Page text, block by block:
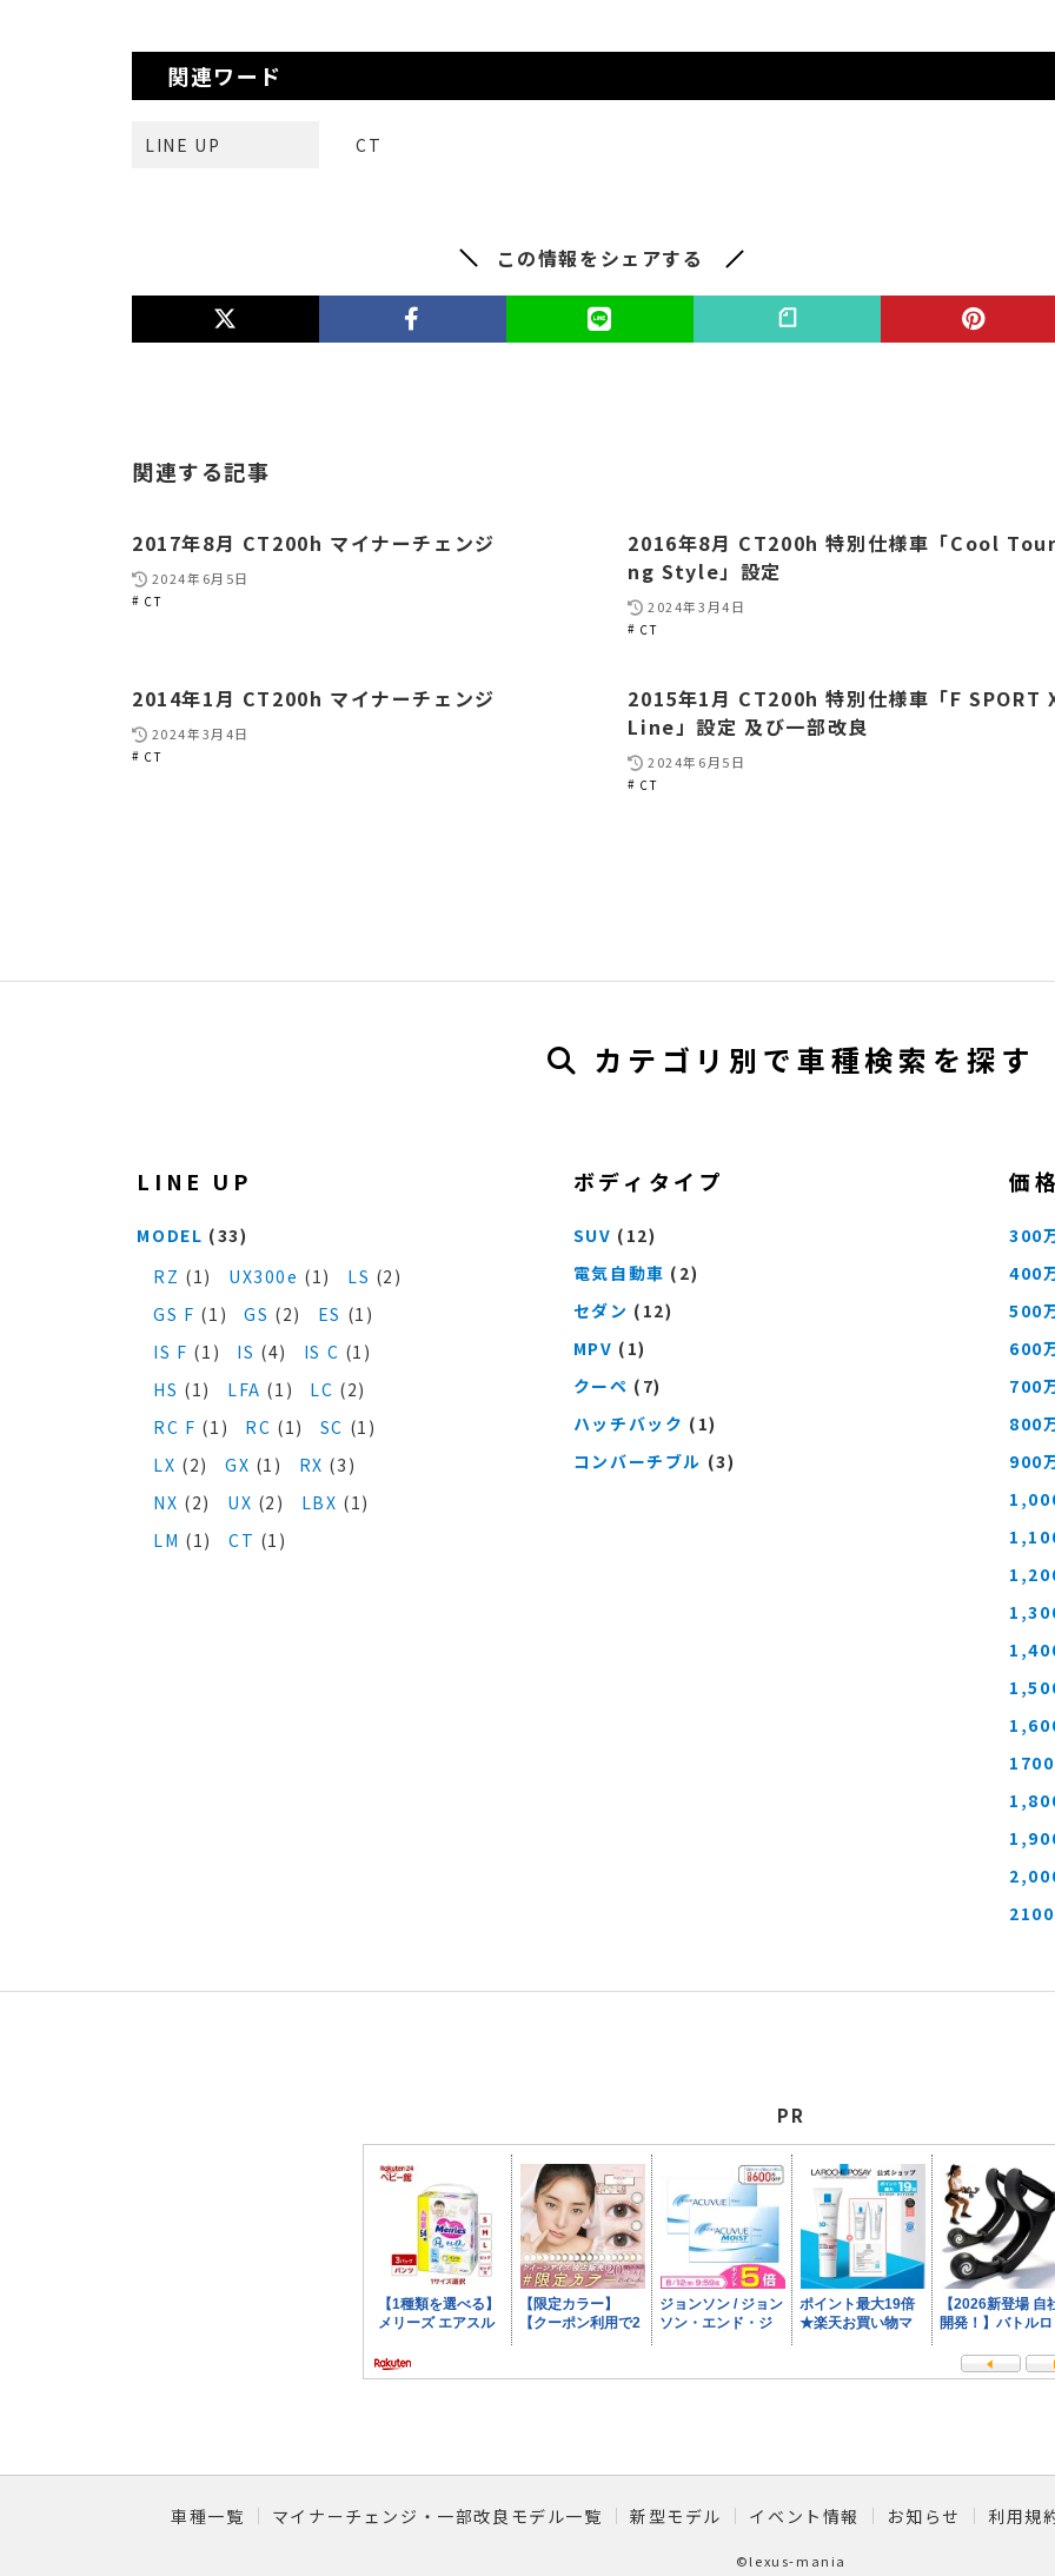
関連ワード
LINE UP CT
この情報をシェアする
関連する記事
2017年8月 CT200h マイナーチェンジ
2024年6月5日
CT
2016年8月 CT200h 特別仕様車「Cool
ng Style」設定
2024年3月4日
CT
2014年1月 CT200h マイナーチェンジ
2024年3月4日
CT
2015年1月 CT200h 特別仕様車「F SPORT
Line」設定 及び一部改良
2024年6月5日
CT
カテゴリ別で車種検索を探す
LINE UP
MODEL (33)
RZ (1) UX300e (1) LS (2)
GS F (1) GS (2) ES (1)
IS F (1) IS (4) IS C (1)
HS (1) LFA (1) LC (2)
RC F (1) RC (1) SC (1)
LX (2) GX (1) RX (3)
NX (2) UX (2) LBX (1)
LM (1) CT (1)
ボディタイプ
SUV (12)
電気自動車 (2)
セダン (12)
MPV (1)
クーペ (7)
ハッチバック (1)
コンバーチブル (3)
価
300
400
500
600
700
800
900
PR
車種一覧 マイナーチェンジ・一部改良モデル一覧 新型モデル イベント情報 お知らせ 利用規
©lexus-mania